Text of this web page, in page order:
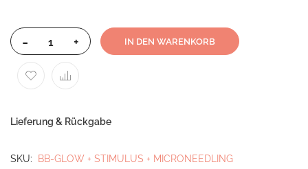
- + IN DEN WARENKORB
Lieferung & Rückgabe
SKU
BB-GLOW + STIMULUS + MICRONEEDLING